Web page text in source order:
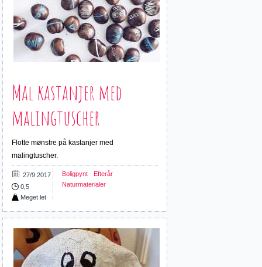
Mal kastanjer med
malingtuscher
Flotte mønstre på kastanjer med
malingtuscher.
27/9 2017
0,5
Meget let
Boligpynt
Efterår
Naturmaterialer